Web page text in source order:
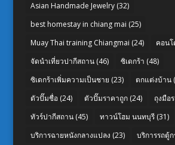
Asian Handmade Jewelry(32)
best homestay in chiang mai (25)
Muay Thai training Chiangmai (24) คอนโ
จัดนำเที่ยวปากีสถาน(46) ซิเดกร้า (48)
ซิเดกร้าเพิ่มความเป็นชาย (23) ตกแต่งบ้าน
ตัวปั๊มชื่อ(24) ตัวปั๊มราคาถูก(24) ถุงมือ
ทัวร์ปากีสถาน(45) ทาวน์โฮม นนทบุรี(31)
บริการฉายหนังกลางแปลง (23) บริการรถตู้ก